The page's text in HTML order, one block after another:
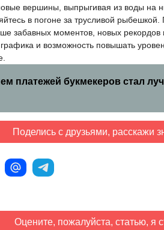
вершины, выпрыгивая из воды на
в погоне за трусливой
забавных моментов, новых рекордов
и возможность повышать
платежей букмекеров стал
Поделись с друзьями, расскажи
Оцените, пожалуйста, статью, я